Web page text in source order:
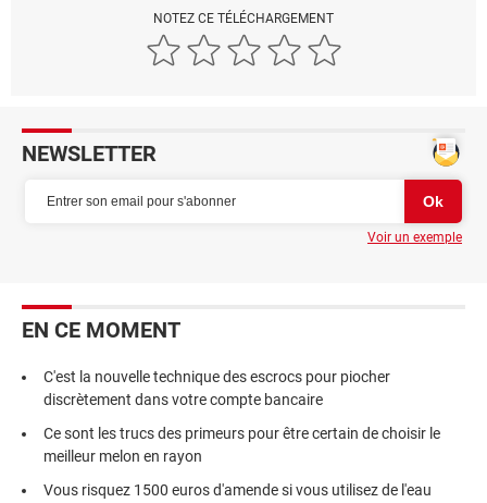
NOTEZ CE TÉLÉCHARGEMENT
NEWSLETTER
Voir un exemple
EN CE MOMENT
C'est la nouvelle technique des escrocs pour piocher
discrètement dans votre compte bancaire
Ce sont les trucs des primeurs pour être certain de choisir le
meilleur melon en rayon
Vous risquez 1500 euros d'amende si vous utilisez de l'eau